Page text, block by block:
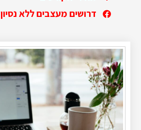
דרושים מעצבים ללא נסיון